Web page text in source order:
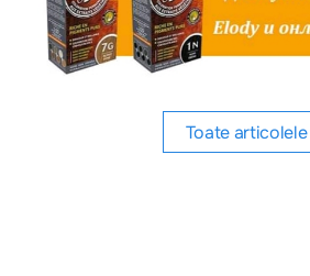
Toate articolele